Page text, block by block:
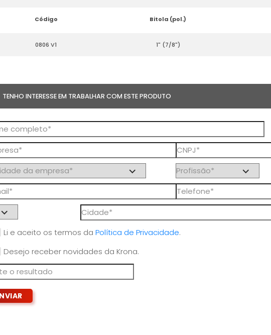
Código Bitola (pol.)
0806 V1 1" (7/8")
TENHO INTERESSE EM TRABALHAR COM ESTE PRODUTO
Li e aceito os termos da Política de Privacidade.
Desejo receber novidades da Krona.